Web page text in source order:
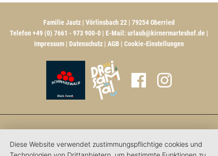
Familie Jautz | Vörlinsbach 22 | 79254 Oberried
Telefon +49 (0) 7661 - 973 900-0 | E-Mail: urlaub@kirnermarteshof.de |
Impressum | Datenschutz | AGB | Cookie-Einstellungen
Diese Website verwendet zustimmungspflichtige cookies und